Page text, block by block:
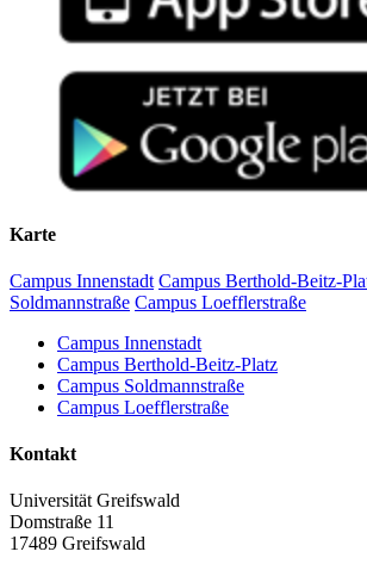
Karte
Campus Innenstadt Campus Berthold-Beitz-
Soldmannstraße Campus Loefflerstraße
Campus Innenstadt
Campus Berthold-Beitz-Platz
Campus Soldmannstraße
Campus Loefflerstraße
Kontakt
Universität Greifswald
Domstraße 11
17489 Greifswald